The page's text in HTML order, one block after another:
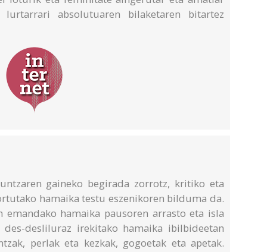
absolutuaren bilaketaren bitartez
gaineko begirada zorrotz, kritiko eta
hamaika testu eszenikoren bilduma da.
emandako hamaika pausoren arrasto eta isla
desliluraz irekitako hamaika ibilbideetan
perlak eta kezkak, gogoetak eta apetak.